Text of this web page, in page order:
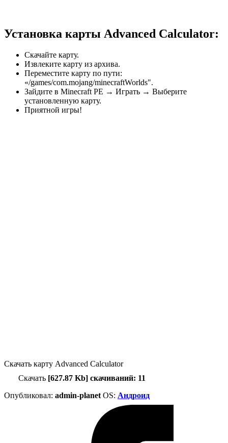
Установка карты Advanced Calculator:
Скачайте карту.
Извлеките карту из архива.
Переместите карту по пути:
«/games/com.mojang/minecraftWorlds".
Зайдите в Minecraft PE → Играть → Выберите
установленную карту.
Приятной игры!
Скачать карту Advanced Calculator
Скачать [627.87 Kb] скачиваний: 11
Опубликовал: admin-planet ОS: Андроид